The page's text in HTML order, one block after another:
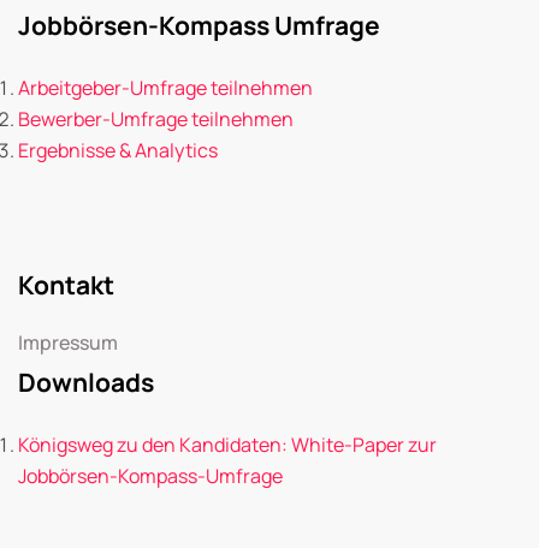
Jobbörsen-Kompass Umfrage
Arbeitgeber-Umfrage teilnehmen
Bewerber-Umfrage teilnehmen
Ergebnisse & Analytics
Kontakt
Impressum
Downloads
Königsweg zu den Kandidaten: White-Paper zur
Jobbörsen-Kompass-Umfrage